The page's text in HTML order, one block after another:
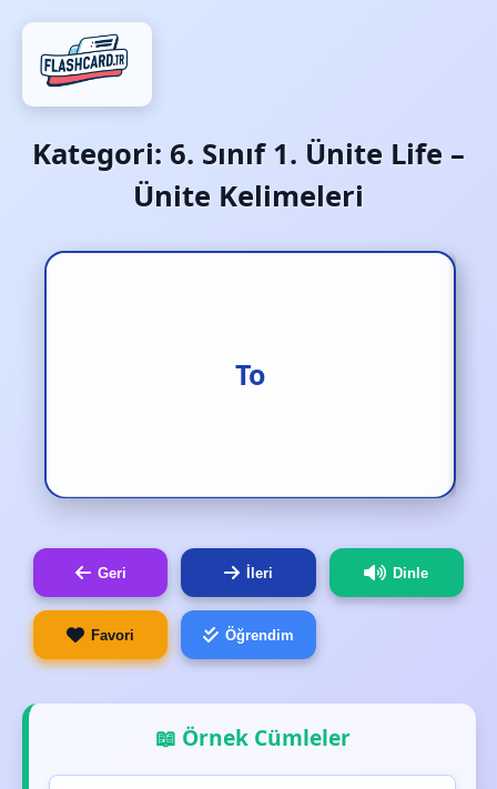
Kategori: 6. Sınıf 1. Ünite Life –
Ünite Kelimeleri
To
Kala (saat söylerken)
Geri İleri Dinle
Favori Öğrendim
📖 Örnek Cümleler